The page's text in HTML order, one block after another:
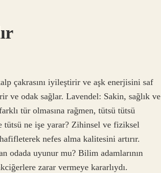
çakrasını iyileştirir ve aşk enerjisini saf
ve odak sağlar. Lavendel: Sakin, sağlık ve
tür olmasına rağmen, tütsü tütsü
tütsü ne işe yarar? Zihinsel ve fiziksel
nefes alma kalitesini artırır.
odada uyunur mu? Bilim adamlarının
zarar vermeye kararlıydı.